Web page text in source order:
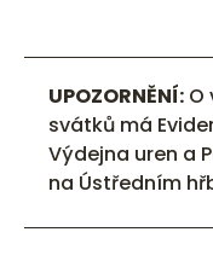
UPOZORNĚNÍ: O
svátků má
Výdejna uren a
na Ústředním